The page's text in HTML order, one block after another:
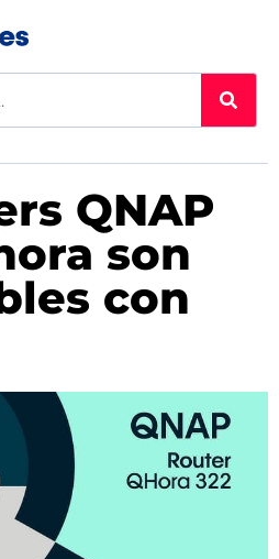
QNAP
son
con